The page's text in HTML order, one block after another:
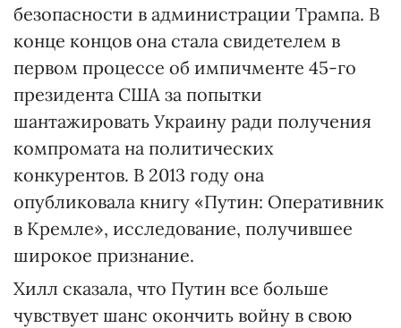
безопасности в администрации Трампа. В
конце концов она стала свидетелем в
первом процессе об импичменте 45-го
президента США за попытки
шантажировать Украину ради получения
компромата на политических
конкурентов. В 2013 году она
опубликовала книгу «Путин: Оперативник
в Кремле», исследование, получившее
широкое признание.
Хилл сказала, что Путин все больше
чувствует шанс окончить войну в свою